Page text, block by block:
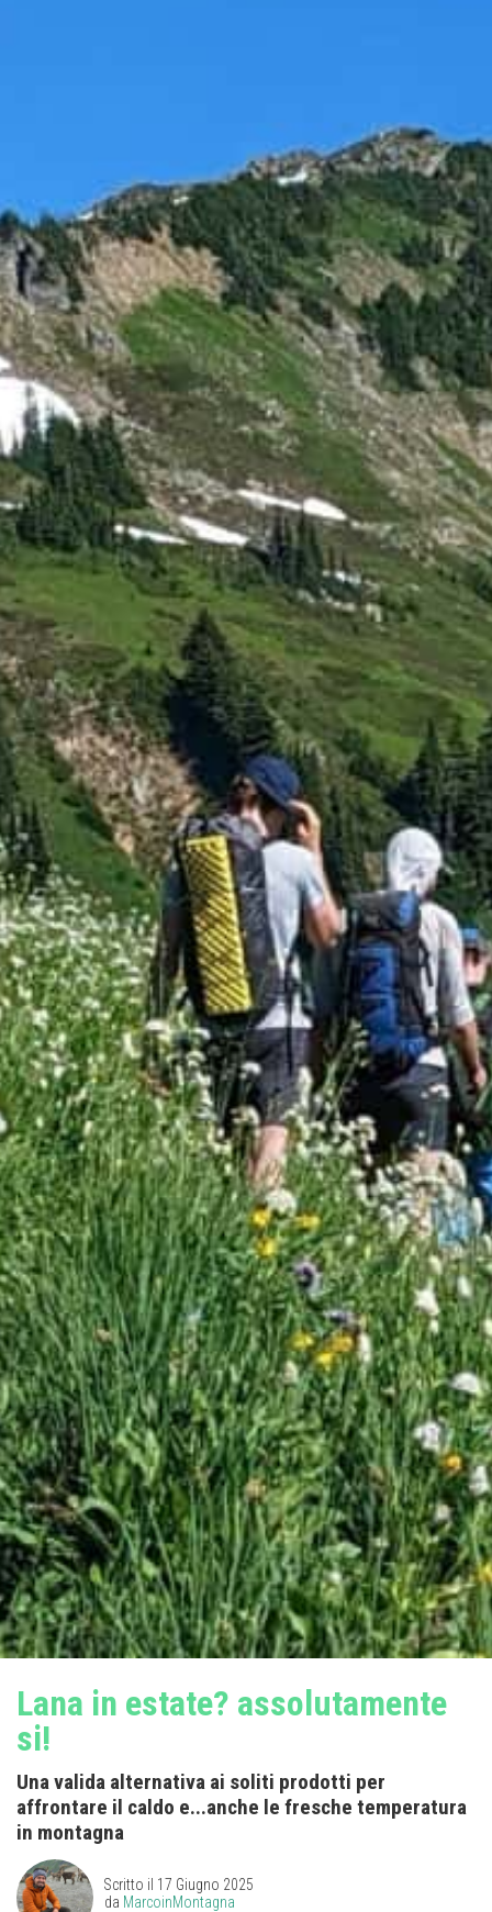
Lana in estate? assolutamente
si!
Una valida alternativa ai soliti prodotti per
affrontare il caldo e...anche le fresche temperatura
in montagna
Scritto il 17 Giugno 2025
da MarcoinMontagna